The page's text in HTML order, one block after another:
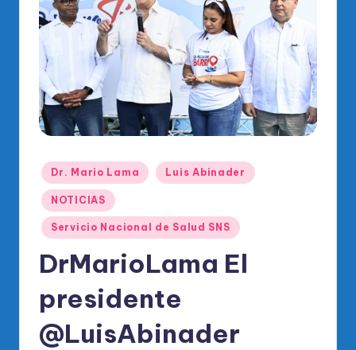
di
o
O
fi
al
el
R
M
Publicado
en
Dr. Mario Lama Luis Abinader
NOTICIAS
Servicio Nacional de Salud SNS
DrMarioLama El
presidente
@LuisAbinader